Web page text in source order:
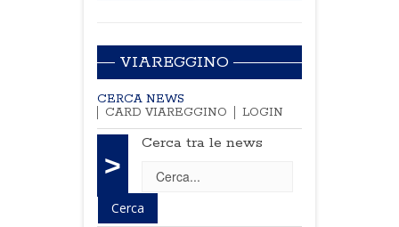
VIAREGGINO
CERCA NEWS
CARD VIAREGGINO
LOGIN
>
Cerca tra le news